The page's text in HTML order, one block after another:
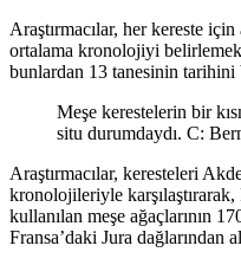
Araştırmacılar, her kereste
ortalama kronolojiyi
bunlardan 13 tanesinin tarihini
Meşe kerestelerin bir
situ durumdaydı. C:
Araştırmacılar, keresteleri
kronolojileriyle
kullanılan meşe ağaçlarının
Fransa’daki Jura dağlarından